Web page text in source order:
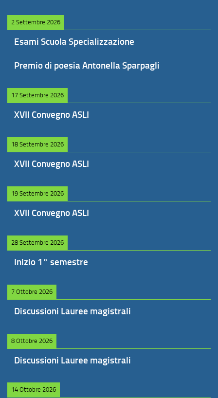
2 Settembre 2026
Esami Scuola Specializzazione
Premio di poesia Antonella Sparpagli
17 Settembre 2026
XVII Convegno ASLI
18 Settembre 2026
XVII Convegno ASLI
19 Settembre 2026
XVII Convegno ASLI
28 Settembre 2026
Inizio 1° semestre
7 Ottobre 2026
Discussioni Lauree magistrali
8 Ottobre 2026
Discussioni Lauree magistrali
14 Ottobre 2026